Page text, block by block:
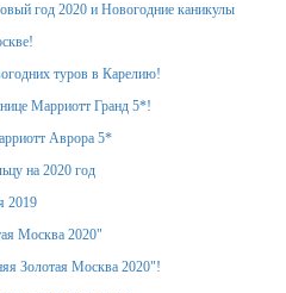
год 2020 и Новогодние каникулы
туров в Карелию!
Марриотт Гранд 5*!
Аврора 5*
на 2020 год
2019
Москва 2020"
Золотая Москва 2020"!